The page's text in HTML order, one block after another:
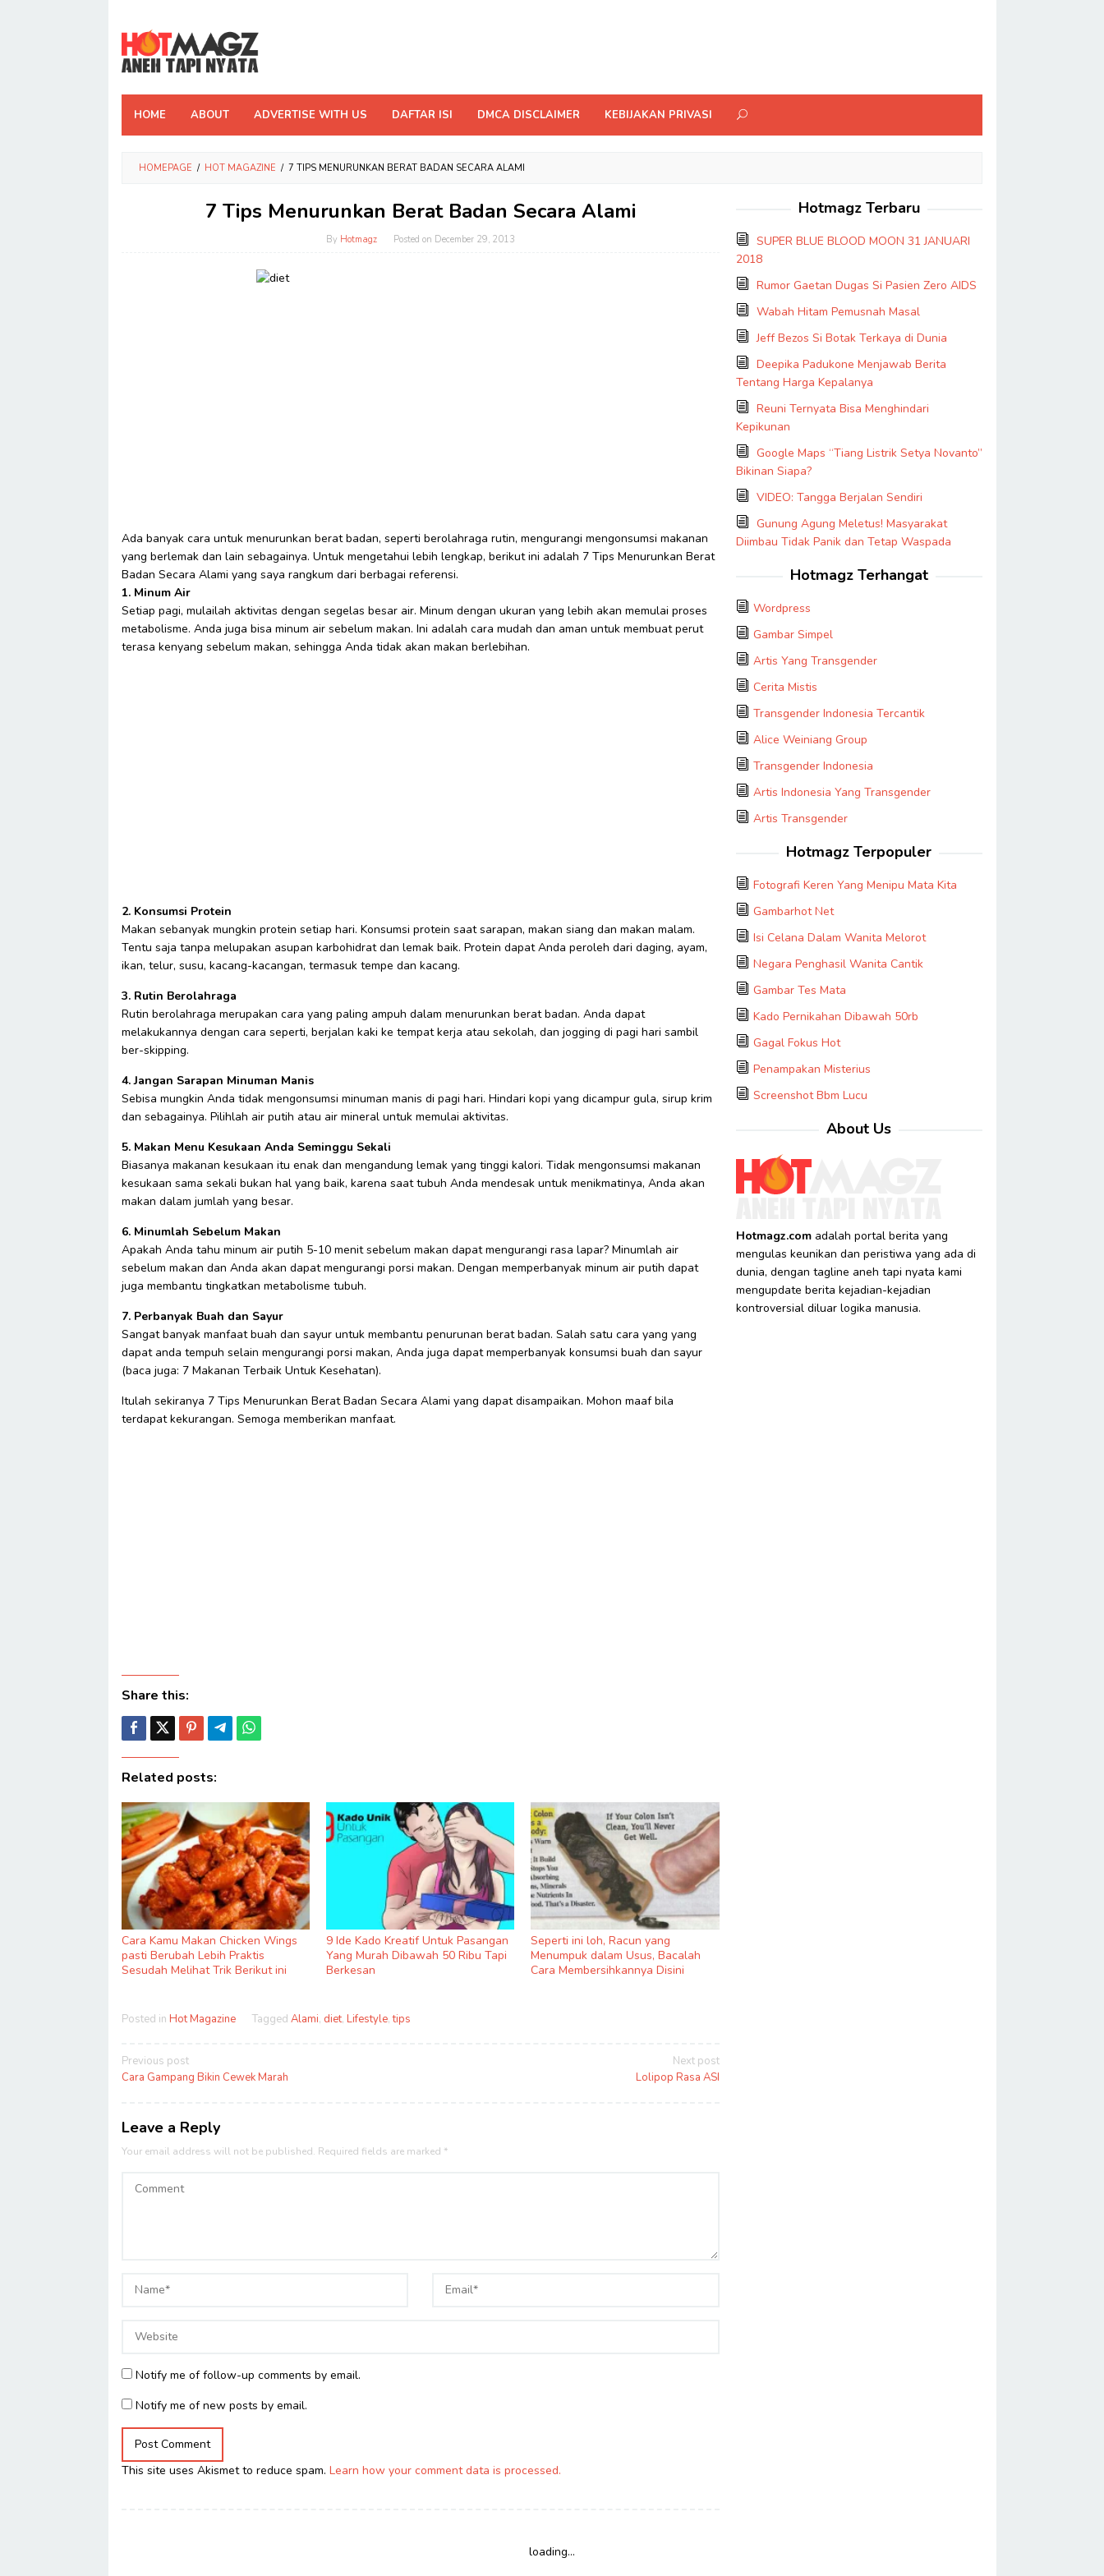
content
HOME ABOUT ADVERTISE WITH US DAFTAR ISI DMCA DISCLAIMER KEBIJAKAN PRIVASI
HOMEPAGE / HOT MAGAZINE / 7 TIPS MENURUNKAN BERAT BADAN SECARA ALAMI
7 Tips Menurunkan Berat Badan Secara Alami
By Hotmagz Posted on December 29, 2013
Ada banyak cara untuk menurunkan berat badan, seperti berolahraga rutin, mengurangi mengonsumsi makanan
yang berlemak dan lain sebagainya. Untuk mengetahui lebih lengkap, berikut ini adalah 7 Tips Menurunkan Berat
Badan Secara Alami yang saya rangkum dari berbagai referensi.
1. Minum Air
Setiap pagi, mulailah aktivitas dengan segelas besar air. Minum dengan ukuran yang lebih akan memulai proses
metabolisme. Anda juga bisa minum air sebelum makan. Ini adalah cara mudah dan aman untuk membuat perut
terasa kenyang sebelum makan, sehingga Anda tidak akan makan berlebihan.
2. Konsumsi Protein
Makan sebanyak mungkin protein setiap hari. Konsumsi protein saat sarapan, makan siang dan makan malam.
Tentu saja tanpa melupakan asupan karbohidrat dan lemak baik. Protein dapat Anda peroleh dari daging, ayam,
ikan, telur, susu, kacang-kacangan, termasuk tempe dan kacang.
3. Rutin Berolahraga
Rutin berolahraga merupakan cara yang paling ampuh dalam menurunkan berat badan. Anda dapat
melakukannya dengan cara seperti, berjalan kaki ke tempat kerja atau sekolah, dan jogging di pagi hari sambil
ber-skipping.
4. Jangan Sarapan Minuman Manis
Sebisa mungkin Anda tidak mengonsumsi minuman manis di pagi hari. Hindari kopi yang dicampur gula, sirup krim
dan sebagainya. Pilihlah air putih atau air mineral untuk memulai aktivitas.
5. Makan Menu Kesukaan Anda Seminggu Sekali
Biasanya makanan kesukaan itu enak dan mengandung lemak yang tinggi kalori. Tidak mengonsumsi makanan
kesukaan sama sekali bukan hal yang baik, karena saat tubuh Anda mendesak untuk menikmatinya, Anda akan
makan dalam jumlah yang besar.
6. Minumlah Sebelum Makan
Apakah Anda tahu minum air putih 5-10 menit sebelum makan dapat mengurangi rasa lapar? Minumlah air
sebelum makan dan Anda akan dapat mengurangi porsi makan. Dengan memperbanyak minum air putih dapat
juga membantu tingkatkan metabolisme tubuh.
7. Perbanyak Buah dan Sayur
Sangat banyak manfaat buah dan sayur untuk membantu penurunan berat badan. Salah satu cara yang yang
dapat anda tempuh selain mengurangi porsi makan, Anda juga dapat memperbanyak konsumsi buah dan sayur
(baca juga: 7 Makanan Terbaik Untuk Kesehatan).
Itulah sekiranya 7 Tips Menurunkan Berat Badan Secara Alami yang dapat disampaikan. Mohon maaf bila
terdapat kekurangan. Semoga memberikan manfaat.
Share this:
Related posts:
Cara Kamu Makan Chicken Wings
pasti Berubah Lebih Praktis
Sesudah Melihat Trik Berikut ini
9 Ide Kado Kreatif Untuk Pasangan
Yang Murah Dibawah 50 Ribu Tapi
Berkesan
Seperti ini loh, Racun yang
Menumpuk dalam Usus, Bacalah
Cara Membersihkannya Disini
Posted in Hot Magazine Tagged Alami, diet, Lifestyle,tips
Post
navigation
Previous post
Cara Gampang Bikin Cewek Marah
Next post
Lolipop Rasa ASI
Leave a Reply
Your email address will not be published. Required fields are marked *
Notify me of follow-up comments by email.
Notify me of new posts by email.
This site uses Akismet to reduce spam. Learn how your comment data is processed.
Hotmagz Terbaru
SUPER BLUE BLOOD MOON 31 JANUARI
2018
Rumor Gaetan Dugas Si Pasien Zero AIDS
Wabah Hitam Pemusnah Masal
Jeff Bezos Si Botak Terkaya di Dunia
Deepika Padukone Menjawab Berita
Tentang Harga Kepalanya
Reuni Ternyata Bisa Menghindari
Kepikunan
Google Maps “Tiang Listrik Setya Novanto”
Bikinan Siapa?
VIDEO: Tangga Berjalan Sendiri
Gunung Agung Meletus! Masyarakat
Diimbau Tidak Panik dan Tetap Waspada
Hotmagz Terhangat
Wordpress
Gambar Simpel
Artis Yang Transgender
Cerita Mistis
Transgender Indonesia Tercantik
Alice Weiniang Group
Transgender Indonesia
Artis Indonesia Yang Transgender
Artis Transgender
Hotmagz Terpopuler
Fotografi Keren Yang Menipu Mata Kita
Gambarhot Net
Isi Celana Dalam Wanita Melorot
Negara Penghasil Wanita Cantik
Gambar Tes Mata
Kado Pernikahan Dibawah 50rb
Gagal Fokus Hot
Penampakan Misterius
Screenshot Bbm Lucu
About Us
Hotmagz.comadalah portal berita yang
mengulas keunikan dan peristiwa yang ada di
dunia, dengan tagline aneh tapi nyata kami
mengupdate berita kejadian-kejadian
kontroversial diluar logika manusia.
loading...